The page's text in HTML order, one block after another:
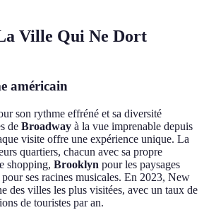
Ville Qui Ne Dort
américain
son rythme effréné et sa diversité
de Broadway à la vue imprenable depuis
visite offre une expérience unique. La
quartiers, chacun avec sa propre
shopping, Brooklyn pour les paysages
pour ses racines musicales. En 2023, New
des villes les plus visitées, avec un taux de
de touristes par an.